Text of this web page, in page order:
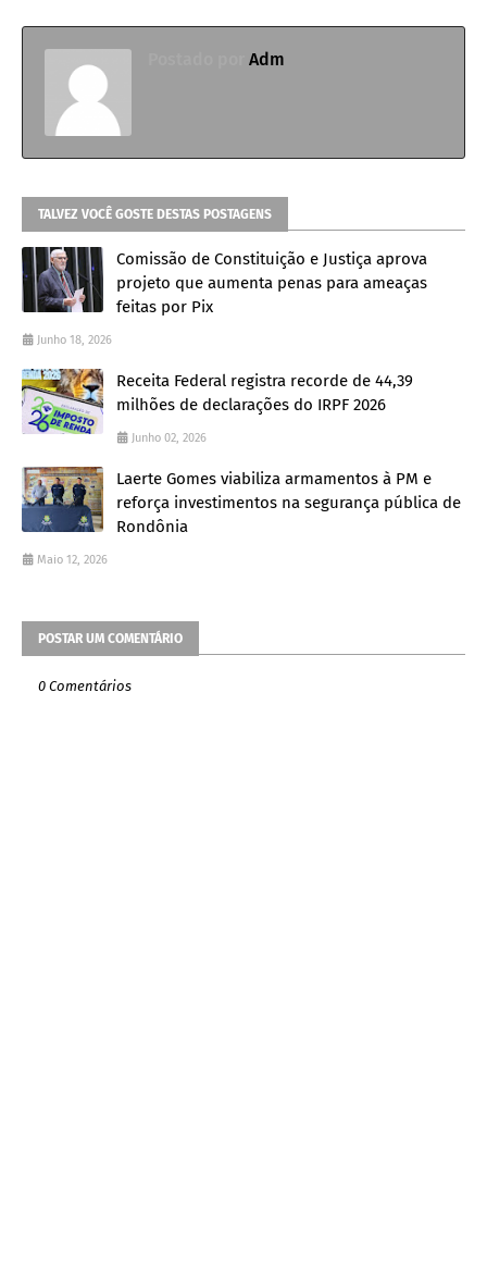
Adm
TALVEZ VOCÊ GOSTE DESTAS POSTAGENS
Comissão de Constituição e Justiça aprova
projeto que aumenta penas para ameaças
feitas por Pix
Junho 18, 2026
Receita Federal registra recorde de 44,39
milhões de declarações do IRPF 2026
Junho 02, 2026
Laerte Gomes viabiliza armamentos à PM e
reforça investimentos na segurança pública de
Rondônia
Maio 12, 2026
POSTAR UM COMENTÁRIO
0 Comentários